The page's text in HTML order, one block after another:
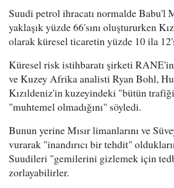
Suudi petrol ihracatı normalde Babu'l
yaklaşık yüzde 66'sını oluştururken
olarak küresel ticaretin yüzde 10 ila
Küresel risk istihbaratı şirketi
ve Kuzey Afrika analisti Ryan Bohl,
Kızıldeniz'in kuzeyindeki "bütün
"muhtemel olmadığını" söyledi.
Bunun yerine Mısır limanlarını ve
vurarak "inandırıcı bir tehdit"
Suudileri "gemilerini gizlemek için
zorlayabilirler.